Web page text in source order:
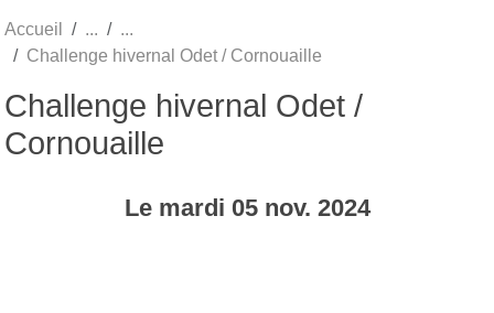
Accueil
Challenge hivernal Odet / Cornouaille
Challenge hivernal Odet /
Cornouaille
Le mardi 05 nov. 2024